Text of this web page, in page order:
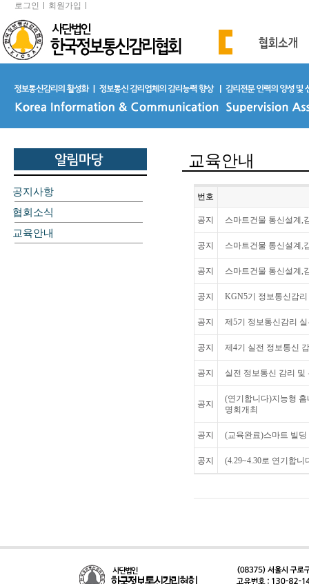
로그인 회원가입
공지사항
협회소식
교육안내
교육안내
번호
공지 스마트건물 통신설계,
공지 스마트건물 통신설계,
공지 스마트건물 통신설계,
공지 KGN5기 정보통신감
공지 제5기 정보통신감리
공지 제4기 실전 정보통신
공지 실전 정보통신 감리 및
공지
(연기합니다)지능형
명회개최
공지 (교육완료)스마트 빌
공지 (4.29~4.30로 연기합